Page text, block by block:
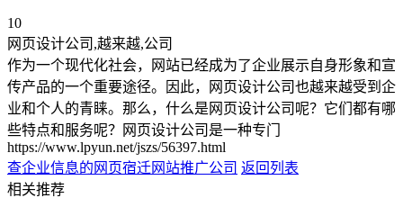
10
网页设计公司,越来越,公司
作为一个现代化社会，网站已经成为了企业展示自身形象和宣
传产品的一个重要途径。因此，网页设计公司也越来越受到企
业和个人的青睐。那么，什么是网页设计公司呢？它们都有哪
些特点和服务呢？网页设计公司是一种专门
https://www.lpyun.net/jszs/56397.html
查企业信息的网页宿迁网站推广公司 返回列表
相关推荐